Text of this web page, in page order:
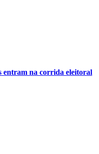
entram na corrida eleitoral